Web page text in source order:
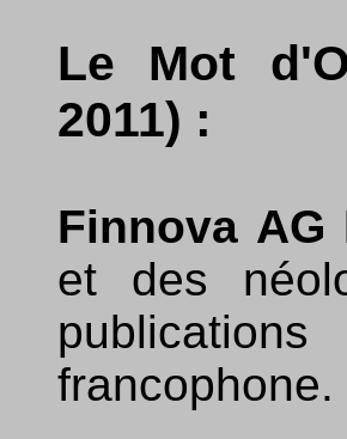
Le Mot
2011) :
Finnova AG
et des
francophone.